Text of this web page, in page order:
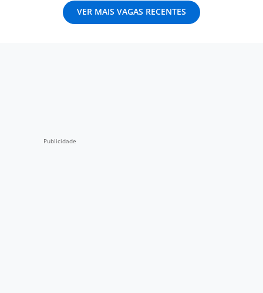
VER MAIS VAGAS RECENTES